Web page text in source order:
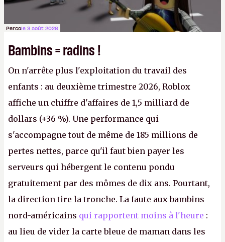
Percole 3 août 2026
Bambins = radins !
On n'arrête plus l'exploitation du travail des
enfants : au deuxième trimestre 2026, Roblox
affiche un chiffre d'affaires de 1,5 milliard de
dollars (+36 %). Une performance qui
s'accompagne tout de même de 185 millions de
pertes nettes, parce qu'il faut bien payer les
serveurs qui hébergent le contenu pondu
gratuitement par des mômes de dix ans. Pourtant,
la direction tire la tronche. La faute aux bambins
nord-américains qui rapportent moins à l'heure :
au lieu de vider la carte bleue de maman dans les